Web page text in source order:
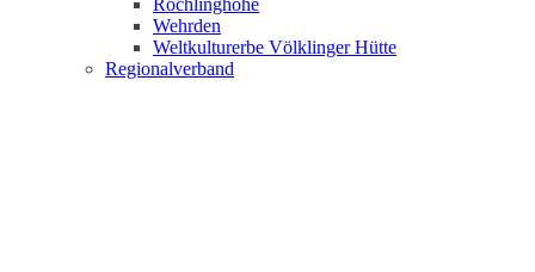
Röchlinghöhe
Wehrden
Weltkulturerbe Völklinger Hütte
Regionalverband